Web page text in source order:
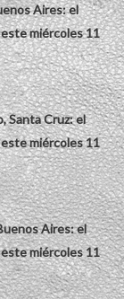
Aires: el
miércoles 11
Santa Cruz: el
miércoles 11
Aires: el
miércoles 11